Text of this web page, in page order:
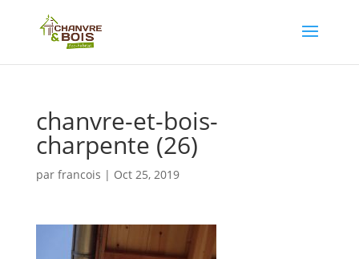
chanvre-et-bois-
charpente (26)
par francois | Oct 25, 2019